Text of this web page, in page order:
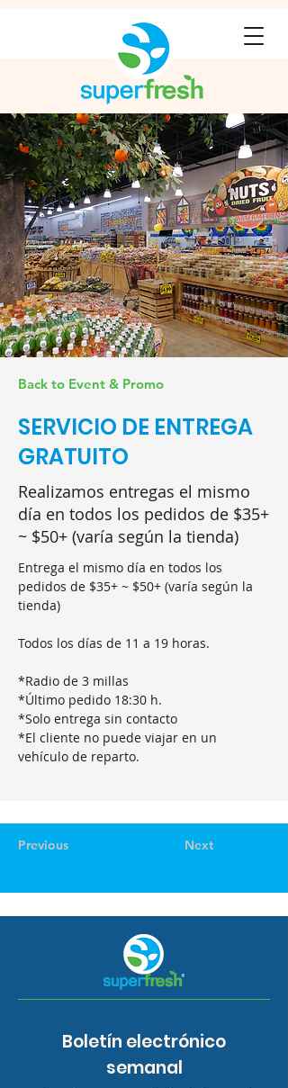
Back to Event & Promo
SERVICIO DE ENTREGA
GRATUITO
Realizamos entregas el mismo
día en todos los pedidos de $35+
~ $50+ (varía según la tienda)
Entrega el mismo día en todos los
pedidos de $35+ ~ $50+ (varía según la
tienda)
Todos los días de 11 a 19 horas.
*Radio de 3 millas
*Último pedido 18:30 h.
*Solo entrega sin contacto
*El cliente no puede viajar en un
vehículo de reparto.
Previous Next
Boletín electrónico
semanal